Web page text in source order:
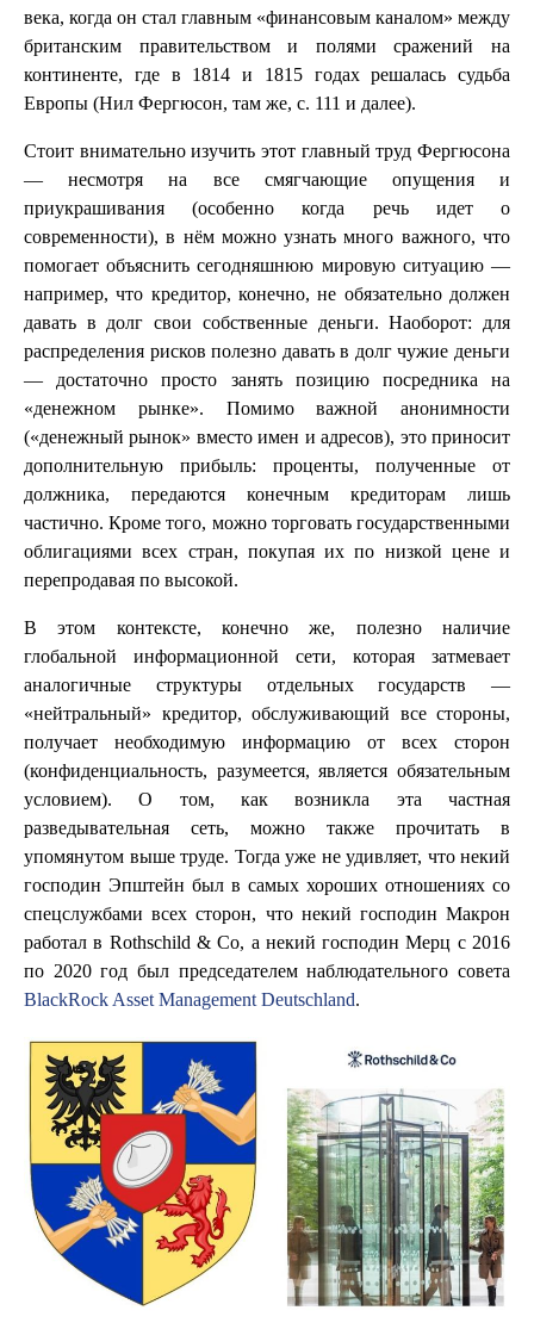
века, когда он стал главным «финансовым каналом» между
британским правительством и полями сражений на
континенте, где в 1814 и 1815 годах решалась судьба
Европы (Нил Фергюсон, там же, с. 111 и далее).
Стоит внимательно изучить этот главный труд Фергюсона
— несмотря на все смягчающие опущения и
приукрашивания (особенно когда речь идет о
современности), в нём можно узнать много важного, что
помогает объяснить сегодняшнюю мировую ситуацию —
например, что кредитор, конечно, не обязательно должен
давать в долг свои собственные деньги. Наоборот: для
распределения рисков полезно давать в долг чужие деньги
— достаточно просто занять позицию посредника на
«денежном рынке». Помимо важной анонимности
(«денежный рынок» вместо имен и адресов), это приносит
дополнительную прибыль: проценты, полученные от
должника, передаются конечным кредиторам лишь
частично. Кроме того, можно торговать государственными
облигациями всех стран, покупая их по низкой цене и
перепродавая по высокой.
В этом контексте, конечно же, полезно наличие
глобальной информационной сети, которая затмевает
аналогичные структуры отдельных государств —
«нейтральный» кредитор, обслуживающий все стороны,
получает необходимую информацию от всех сторон
(конфиденциальность, разумеется, является обязательным
условием). О том, как возникла эта частная
разведывательная сеть, можно также прочитать в
упомянутом выше труде. Тогда уже не удивляет, что некий
господин Эпштейн был в самых хороших отношениях со
спецслужбами всех сторон, что некий господин Макрон
работал в Rothschild & Co, а некий господин Мерц с 2016
по 2020 год был председателем наблюдательного совета
BlackRock Asset Management Deutschland.